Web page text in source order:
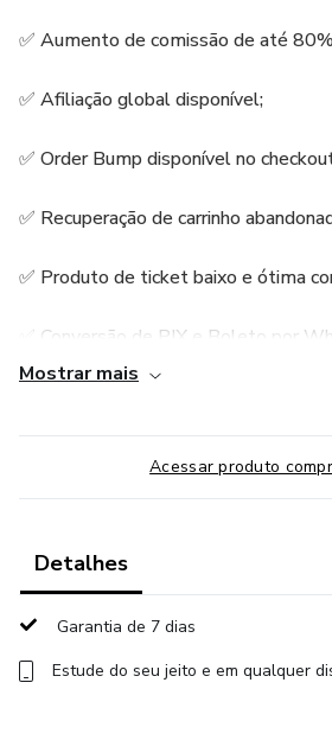
✅ Aumento de comissão de até
✅ Afiliação global disponível;
✅ Order Bump disponível no
✅ Recuperação de carrinho
✅ Produto de ticket baixo e ótima
✅ Conversão de PIX e Boleto por
✅ Premiações para afiliados e
🔥AUMENTO DE COMISSÃO
Mostrar mais
Acessar produto
Detalhes
Garantia de 7 dias
Estude do seu jeito e em qualquer